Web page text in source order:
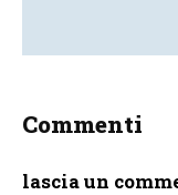
Commenti
lascia un